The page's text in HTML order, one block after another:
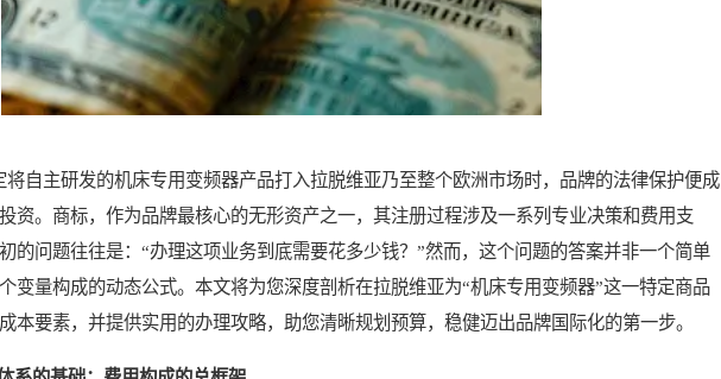
主研发的机床专用变频器产品打入拉脱维亚乃至整个欧洲市场时，品牌的法律保护便成
资。商标，作为品牌最核心的无形资产之一，其注册过程涉及一系列专业决策和费用支
的问题往往是：“办理这项业务到底需要花多少钱？”然而，这个问题的答案并非一个简单
变量构成的动态公式。本文将为您深度剖析在拉脱维亚为“机床专用变频器”这一特定商品
本要素，并提供实用的办理攻略，助您清晰规划预算，稳健迈出品牌国际化的第一步。